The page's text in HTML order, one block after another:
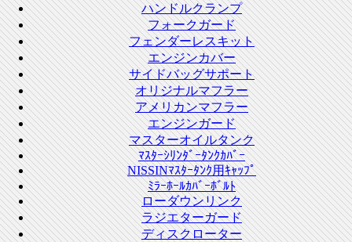
ハンドルクランプ
フォークガード
フェンダーレスキット
エンジンカバー
サイドバッグサポート
オリジナルマフラー
アメリカンマフラー
エンジンガード
マスターオイルタンク
ﾏｽﾀｰｼﾘﾝﾀﾞｰﾀﾝｸｶﾊﾞｰ
NISSINﾏｽﾀｰﾀﾝｸ用ｷｬｯﾌﾟ
ﾐﾗｰﾎｰﾙｶﾊﾞｰﾎﾞﾙﾄ
ローダウンリンク
ラジエターガード
ディスクローター